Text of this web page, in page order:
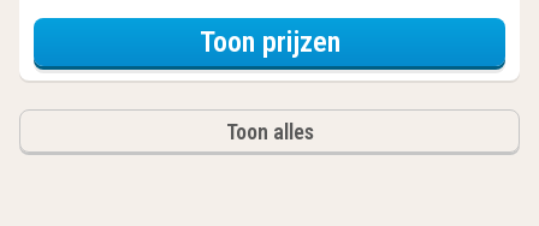
Toon prijzenvoor Beleef de
Toon alles